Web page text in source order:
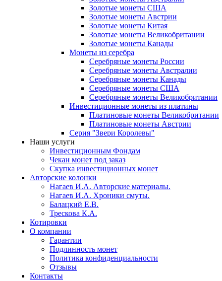
Золотые монеты США
Золотые монеты Австрии
Золотые монеты Китая
Золотые монеты Великобритании
Золотые монеты Канады
Монеты из серебра
Серебряные монеты России
Серебряные монеты Австралии
Серебряные монеты Канады
Серебряные монеты США
Серебряные монеты Великобритании
Инвестиционные монеты из платины
Платиновые монеты Великобритании
Платиновые монеты Австрии
Серия "Звери Королевы"
Наши услуги
Инвестиционным Фондам
Чекан монет под заказ
Скупка инвестиционных монет
Авторские колонки
Нагаев И.А. Авторские материалы.
Нагаев И.А. Хроники смуты.
Балацкий Е.В.
Трескова К.А.
Котировки
О компании
Гарантии
Подлинность монет
Политика конфиденциальности
Отзывы
Контакты